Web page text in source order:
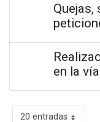
Quejas,
en la
20 entradas